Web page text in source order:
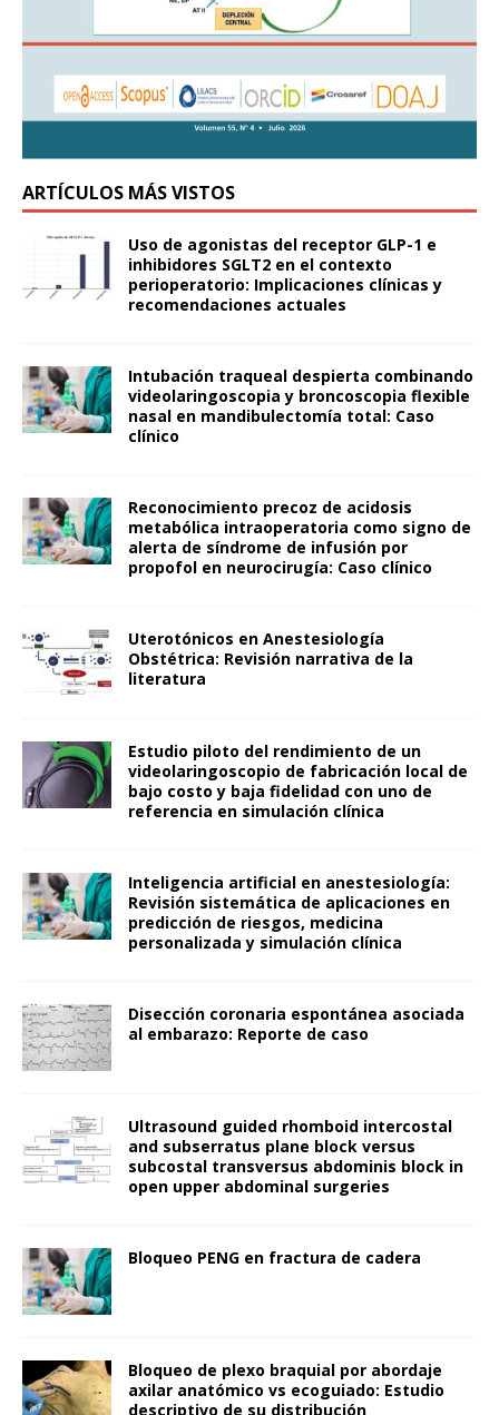
ARTÍCULOS MÁS VISTOS
Uso de agonistas del receptor GLP-1 e
inhibidores SGLT2 en el contexto
perioperatorio: Implicaciones clínicas y
recomendaciones actuales
Intubación traqueal despierta combinando
videolaringoscopia y broncoscopia flexible
nasal en mandibulectomía total: Caso
clínico
Reconocimiento precoz de acidosis
metabólica intraoperatoria como signo de
alerta de síndrome de infusión por
propofol en neurocirugía: Caso clínico
Uterotónicos en Anestesiología
Obstétrica: Revisión narrativa de la
literatura
Estudio piloto del rendimiento de un
videolaringoscopio de fabricación local de
bajo costo y baja fidelidad con uno de
referencia en simulación clínica
Inteligencia artificial en anestesiología:
Revisión sistemática de aplicaciones en
predicción de riesgos, medicina
personalizada y simulación clínica
Disección coronaria espontánea asociada
al embarazo: Reporte de caso
Ultrasound guided rhomboid intercostal
and subserratus plane block versus
subcostal transversus abdominis block in
open upper abdominal surgeries
Bloqueo PENG en fractura de cadera
Bloqueo de plexo braquial por abordaje
axilar anatómico vs ecoguiado: Estudio
descriptivo de su distribución